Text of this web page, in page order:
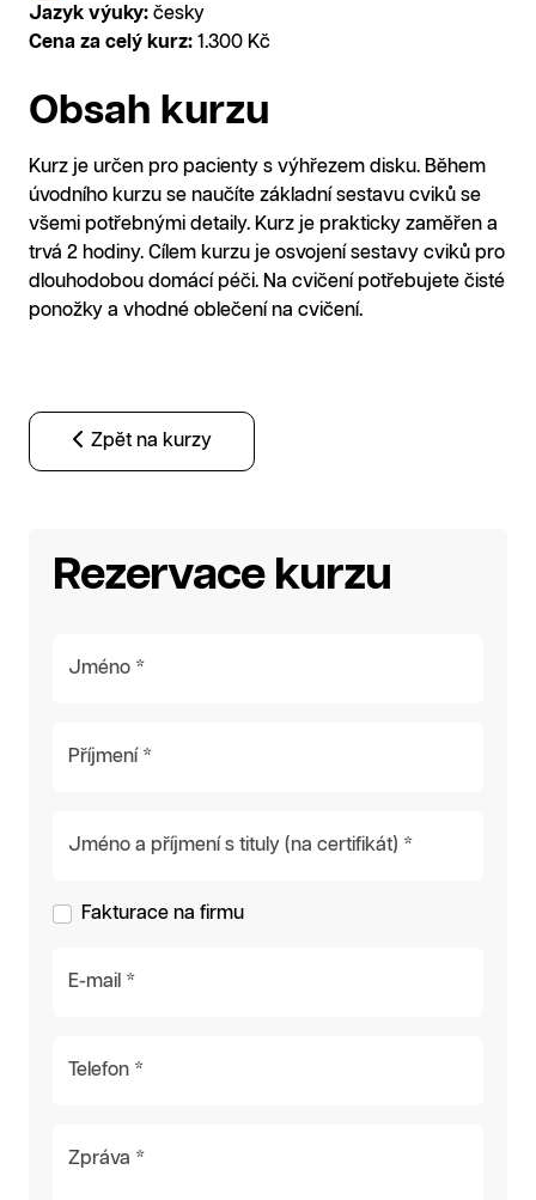
Jazyk výuky: česky
Cena za celý kurz: 1.300 Kč
Obsah kurzu
Kurz je určen pro pacienty s výhřezem disku. Během
úvodního kurzu se naučíte základní sestavu cviků se
všemi potřebnými detaily. Kurz je prakticky zaměřen a
trvá 2 hodiny. Cílem kurzu je osvojení sestavy cviků pro
dlouhodobou domácí péči. Na cvičení potřebujete čisté
ponožky a vhodné oblečení na cvičení.
Zpět na kurzy
Rezervace kurzu
Jméno *
Příjmení *
Jméno a příjmení s tituly (na certifikát) *
Fakturace na firmu
E-mail *
Telefon *
Zpráva *